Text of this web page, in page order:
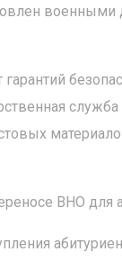
военными
ВНО для